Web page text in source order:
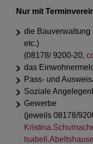
Nur mit
die Bauverwaltung
etc.)
(08178/ 9200-20,
das
Pass- und
Soziale
Gewerbe
(jeweils 08178/